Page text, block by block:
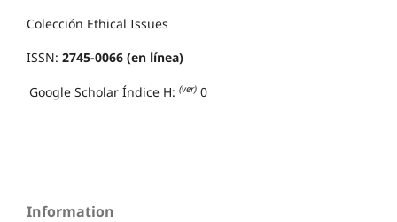
Colección Ethical Issues
ISSN: 2745-0066 (en línea)
Google Scholar Índice H: (ver) 0
Information